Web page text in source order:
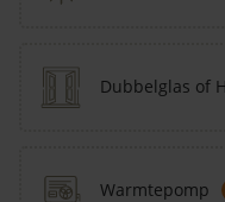
Dubbelglas of
Warmtepomp